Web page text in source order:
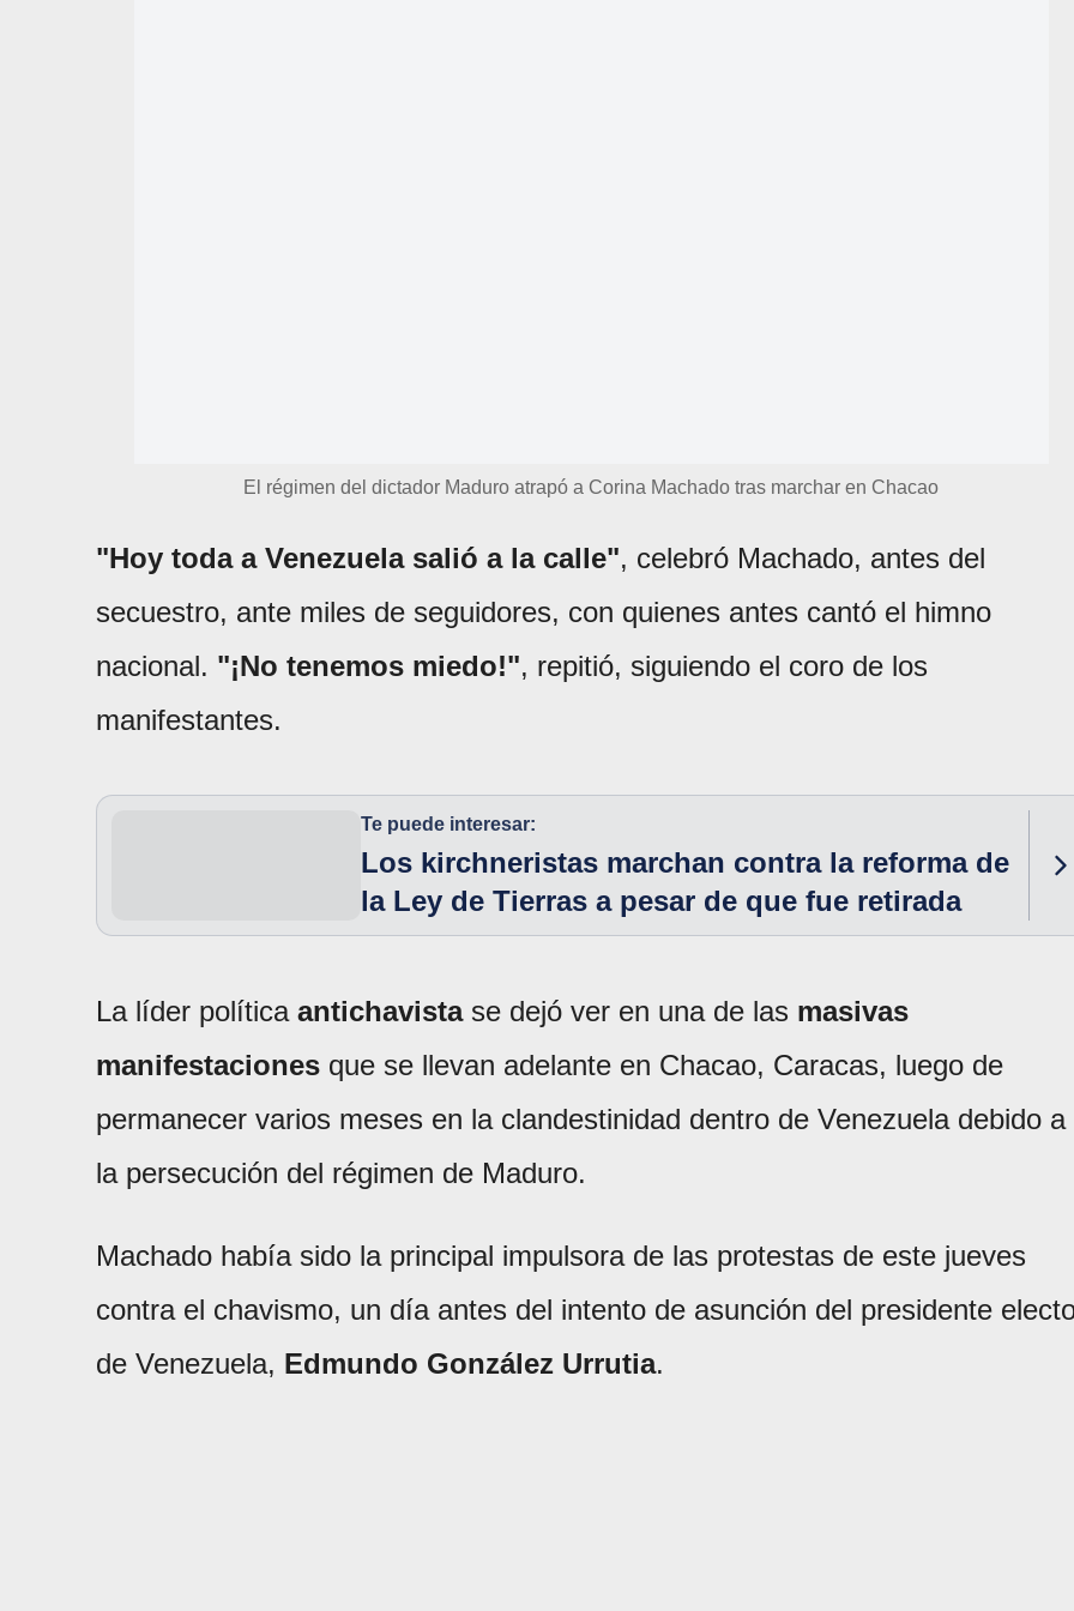
El régimen del dictador Maduro atrapó a Corina Machado tras marchar en Chacao
"Hoy toda a Venezuela salió a la calle", celebró Machado, antes del
secuestro, ante miles de seguidores, con quienes antes cantó el himno
nacional. "¡No tenemos miedo!", repitió, siguiendo el coro de los
manifestantes.
Te puede interesar:
Los kirchneristas marchan contra la reforma de
la Ley de Tierras a pesar de que fue retirada
La líder política antichavistase dejó ver en una de las masivas
manifestaciones que se llevan adelante en Chacao, Caracas, luego de
permanecer varios meses en la clandestinidad dentro de Venezuela debido a
la persecución del régimen de Maduro.
Machado había sido la principal impulsora de las protestas de este jueves
contra el chavismo, un día antes del intento de asunción del presidente
de Venezuela, Edmundo González Urrutia.